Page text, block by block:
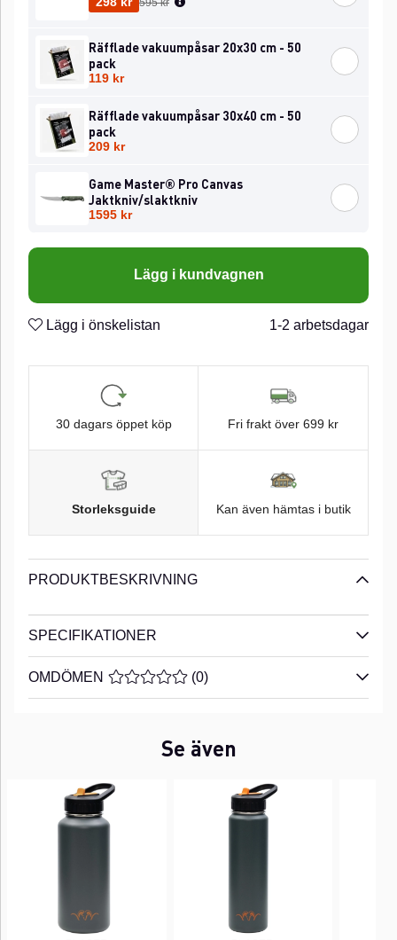
OBS! På grund av ett tryckfel på etiketten anges volymen
som 500 ml. Korrekt volym är 590 ml.
595 kr
Räfflade vakuumpåsar 20x30 cm - 50
pack
119 kr
Räfflade vakuumpåsar 30x40 cm - 50
pack
209 kr
Game Master® Pro Canvas
Jaktkniv/slaktkniv
1595 kr
Lägg i kundvagnen
Lägg i önskelistan 1-2 arbetsdagar
30 dagars öppet köp Fri frakt över 699 kr
Storleksguide Kan även hämtas i butik
PRODUKTBESKRIVNING
SPECIFIKATIONER
OMDÖMEN MEDELBETYG 0 AV 5 ANTAL BETYG 0
(0)
Se även